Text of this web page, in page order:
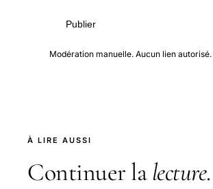
Publier
Modération manuelle. Aucun lien autorisé.
À LIRE AUSSI
Continuer la lecture.